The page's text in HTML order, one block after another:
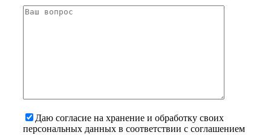
Даю согласие на хранение и обработку своих
персональных данных в соответствии с соглашением